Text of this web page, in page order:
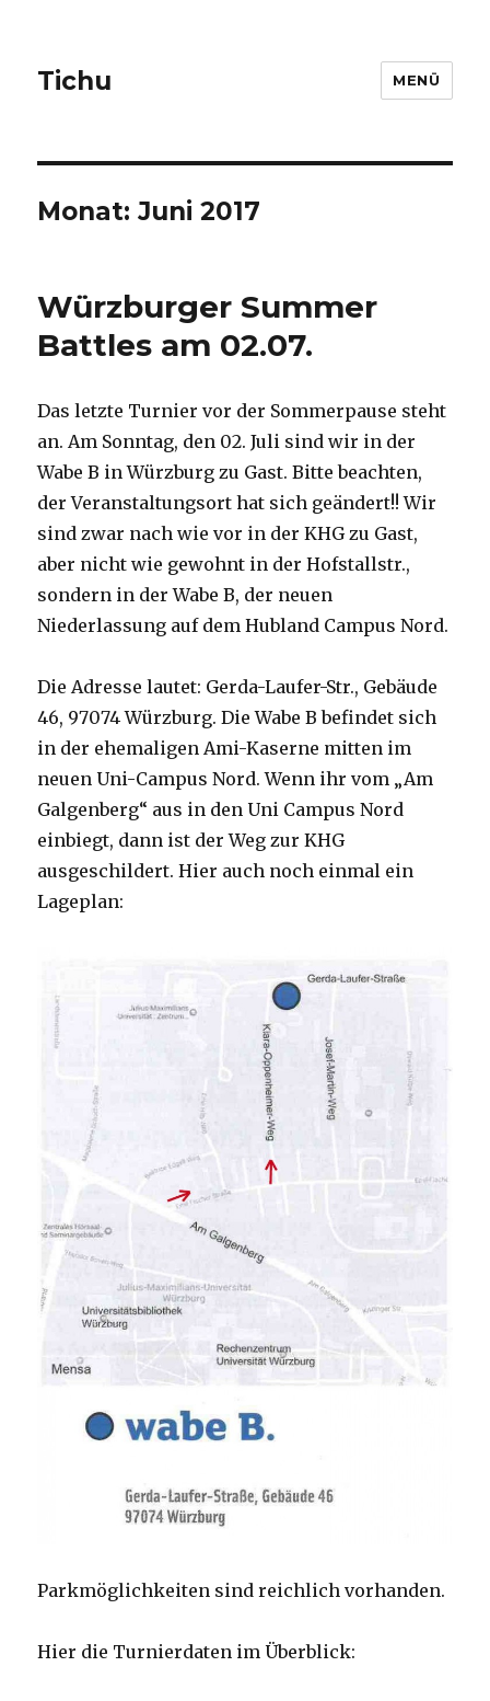
Tichu MENÜ
Monat: Juni 2017
Würzburger Summer
Battles am 02.07.
Das letzte Turnier vor der Sommerpause steht
an. Am Sonntag, den 02. Juli sind wir in der
Wabe B in Würzburg zu Gast. Bitte beachten,
der Veranstaltungsort hat sich geändert!! Wir
sind zwar nach wie vor in der KHG zu Gast,
aber nicht wie gewohnt in der Hofstallstr.,
sondern in der Wabe B, der neuen
Niederlassung auf dem Hubland Campus Nord.
Die Adresse lautet: Gerda-Laufer-Str., Gebäude
46, 97074 Würzburg. Die Wabe B befindet sich
in der ehemaligen Ami-Kaserne mitten im
neuen Uni-Campus Nord. Wenn ihr vom „Am
Galgenberg“ aus in den Uni Campus Nord
einbiegt, dann ist der Weg zur KHG
ausgeschildert. Hier auch noch einmal ein
Lageplan:
Parkmöglichkeiten sind reichlich vorhanden.
Hier die Turnierdaten im Überblick: